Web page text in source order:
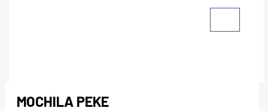
MOCHILA PEKE